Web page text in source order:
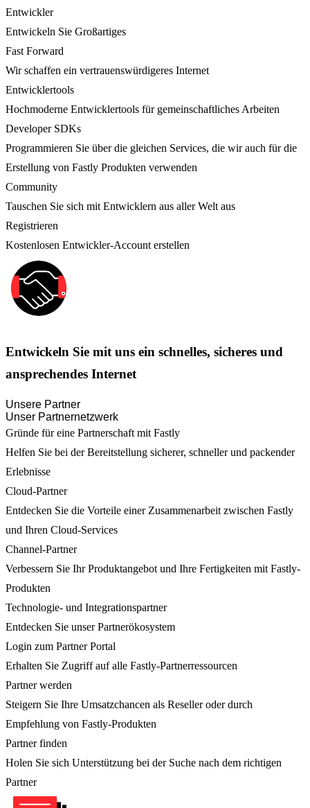
Entwickler
Entwickeln Sie Großartiges
Fast Forward
Wir schaffen ein vertrauenswürdigeres Internet
Entwicklertools
Hochmoderne Entwicklertools für gemeinschaftliches Arbeiten
Developer SDKs
Programmieren Sie über die gleichen Services, die wir auch für die
Erstellung von Fastly Produkten verwenden
Community
Tauschen Sie sich mit Entwicklern aus aller Welt aus
Registrieren
Kostenlosen Entwickler-Account erstellen
Entwickeln Sie mit uns ein schnelles, sicheres und
ansprechendes Internet
Unsere Partner
Unser Partnernetzwerk
Gründe für eine Partnerschaft mit Fastly
Helfen Sie bei der Bereitstellung sicherer, schneller und packender
Erlebnisse
Cloud-Partner
Entdecken Sie die Vorteile einer Zusammenarbeit zwischen Fastly
und Ihren Cloud-Services
Channel-Partner
Verbessern Sie Ihr Produktangebot und Ihre Fertigkeiten mit Fastly-
Produkten
Technologie- und Integrationspartner
Entdecken Sie unser Partnerökosystem
Login zum Partner Portal
Erhalten Sie Zugriff auf alle Fastly-Partnerressourcen
Partner werden
Steigern Sie Ihre Umsatzchancen als Reseller oder durch
Empfehlung von Fastly-Produkten
Partner finden
Holen Sie sich Unterstützung bei der Suche nach dem richtigen
Partner